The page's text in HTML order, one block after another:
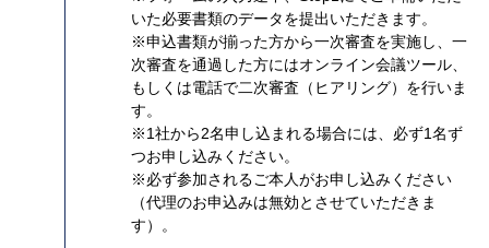
いた必要書類のデータを提出いただきます。
※申込書類が揃った方から一次審査を実施し、一
次審査を通過した方にはオンライン会議ツール、
もしくは電話で二次審査（ヒアリング）を行いま
す。
※1社から2名申し込まれる場合には、必ず1名ず
つお申し込みください。
※必ず参加されるご本人がお申し込みください
（代理のお申込みは無効とさせていただきま
す）。